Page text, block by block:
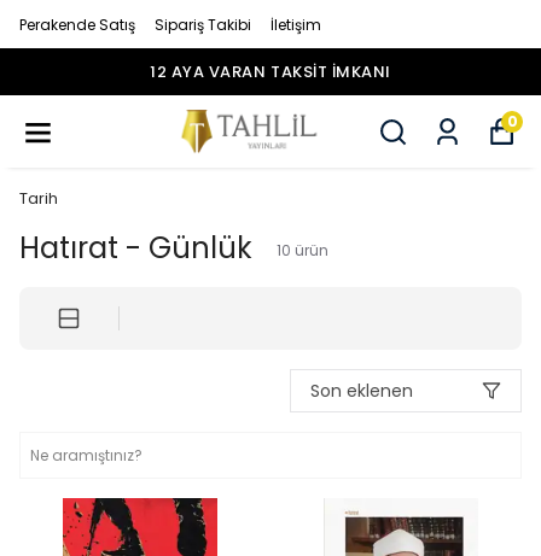
Perakende Satış Sipariş Takibi İletişim
12 AYA VARAN TAKSİT İMKANI
0
Tarih
Hatırat - Günlük 10 ürün
Son eklenen